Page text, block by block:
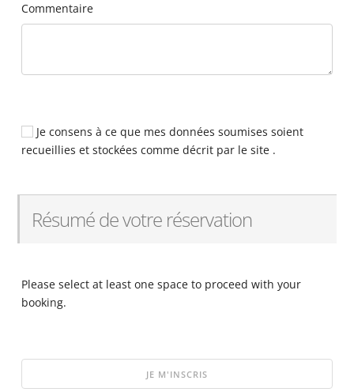
Commentaire
Je consens à ce que mes données soumises soient
recueillies et stockées comme décrit par le site .
Résumé de votre réservation
Please select at least one space to proceed with your
booking.